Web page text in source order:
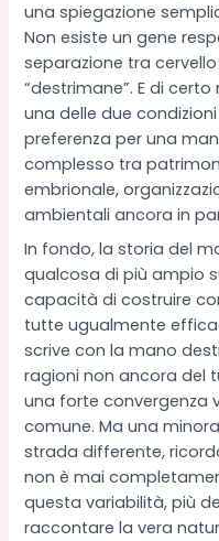
una spiegazione
Non esiste un gene
separazione tra
“destrimane”. E di
una delle due
preferenza per una
complesso tra
embrionale,
ambientali ancora in
In fondo, la storia del
qualcosa di più ampio
capacità di costruire
tutte ugualmente
scrive con la mano
ragioni non ancora del
una forte convergenza
comune. Ma una
strada differente,
non è mai
questa variabilità, più
raccontare la vera